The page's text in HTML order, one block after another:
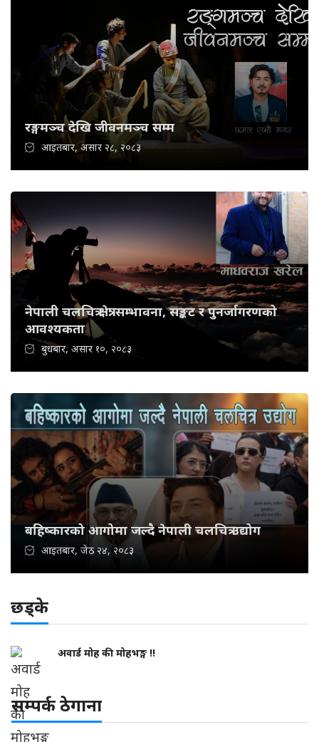
रङ्गमञ्च देखि जीवनमञ्च सम्म
आइतबार, असार २८, २०८३
नेपाली चलचित्र क्षेत्र: सम्भावना, सङ्कट र पुनर्जागरणको
आवश्यकता
बुधबार, असार १०, २०८३
बहिष्कारको आगोमा जल्दै नेपाली चलचित्र उद्योग
आइतबार, जेठ २४, २०८३
छड्के
अवार्ड मोह की मोहभङ्ग !!
सम्पर्क ठेगाना